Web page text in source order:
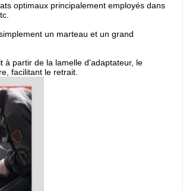
optimaux principalement employés dans
un marteau et un grand
à partir de la lamelle d'adaptateur, le
facilitant le retrait.